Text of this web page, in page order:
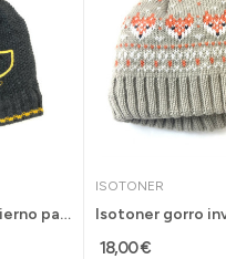
Isotoner gorro invierno para niño 6-8 años gris...
ISOTONER
18,00 €